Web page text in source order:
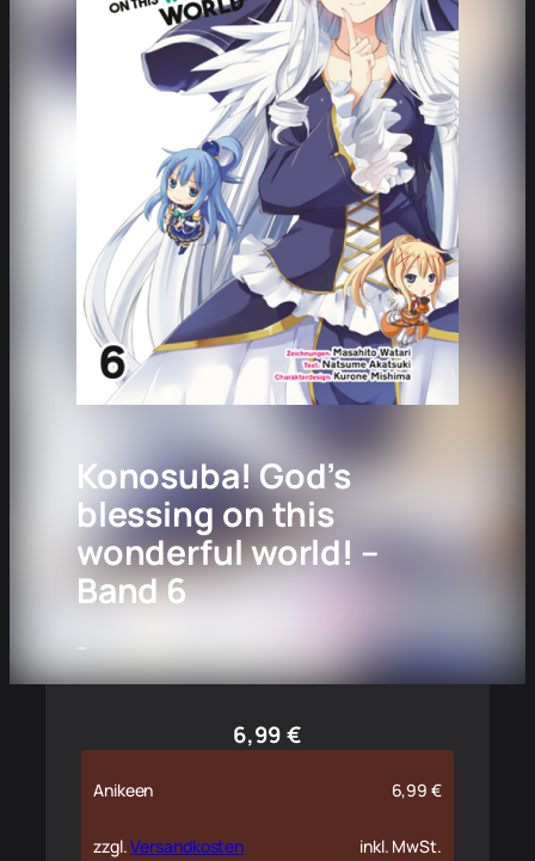
Konosuba! God’s
blessing on this
wonderful world! –
Band 6
–
6,99€
Anikeen 6,99€
zzgl.Versandkosten
inkl. MwSt.